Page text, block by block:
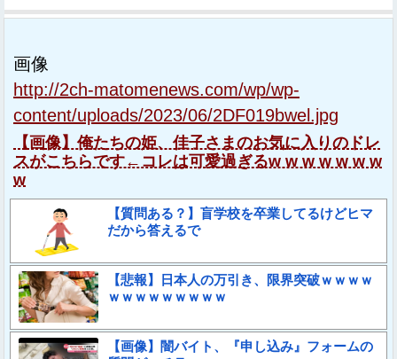
画像
http://2ch-matomenews.com/wp/wp-
content/uploads/2023/06/2DF019bwel.jpg
【画像】俺たちの姫、佳子さまのお気に入りのドレ
スがこちらです←コレは可愛過ぎるw w w w w w w
w
【質問ある？】盲学校を卒業してるけどヒマ
だから答えるで
【悲報】日本人の万引き、限界突破ｗｗｗｗ
ｗｗｗｗｗｗｗｗｗ
【画像】闇バイト、『申し込み』フォームの